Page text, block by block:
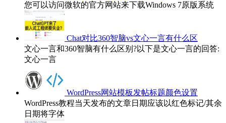
您可以访问微软的官方网站来下载Windows 7原版系统
Chat对比360智脑vs文心一言有什么区
文心一言和360智脑有什么区别?以下是文心一言的回答:
文心一言
WordPress网站模板发帖标题颜色设置
WordPress教程当天发布的文章日期应该以红色标记/其余
日期将字体